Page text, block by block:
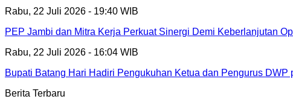
Rabu, 22 Juli 2026 - 19:40 WIB
PEP Jambi dan Mitra Kerja Perkuat Sinergi Demi Keberlanjutan
Rabu, 22 Juli 2026 - 16:04 WIB
Bupati Batang Hari Hadiri Pengukuhan Ketua dan Pengurus DWP
Berita Terbaru